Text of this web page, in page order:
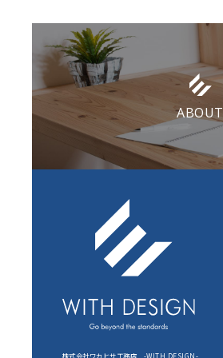
ABOUT
株式会社ワカヒサ工務店 -WITH DESIGN-